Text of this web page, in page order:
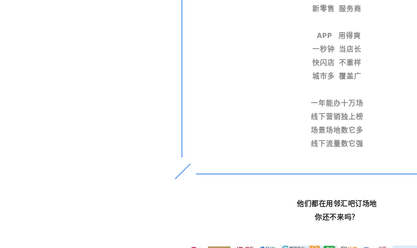
新零售 服务商
APP 用得爽
一秒钟 当店长
快闪店 不重样
城市多 覆盖广
一年能办十万场
线下营销独上榜
场景场地数它多
线下流量数它强
他们都在用邻汇吧订场地
你还不来吗？